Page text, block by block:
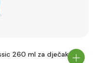
260 ml za dječaka